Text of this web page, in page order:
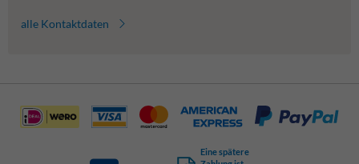
alle Kontaktdaten
Eine spätere